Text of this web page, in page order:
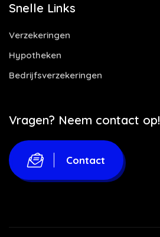
Snelle Links
Verzekeringen
Hypotheken
Bedrijfsverzekeringen
Vragen? Neem contact op!
Contact